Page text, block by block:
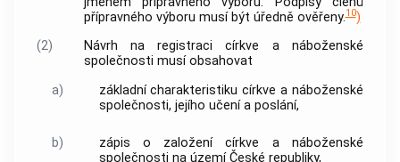
přípravného výboru musí být úředně ověřeny.10)
(2)
Návrh na registracicírkve a náboženské
společnosti musí obsahovat
a)
základní charakteristikucírkve a náboženské
společnosti, jejího učení a poslání,
b) zápis o založenícírkve a náboženské
společnosti na území České republiky,